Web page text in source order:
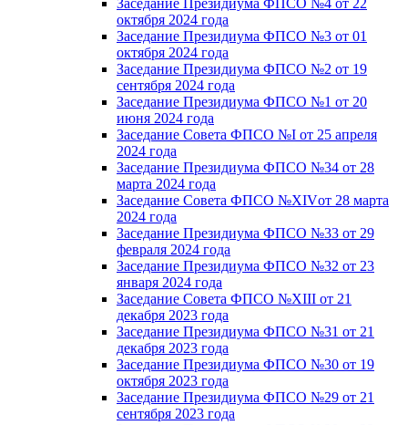
октября 2024 года
Заседание Президиума ФПСО №3 от 01
октября 2024 года
Заседание Президиума ФПСО №2 от 19
сентября 2024 года
Заседание Президиума ФПСО №1 от 20
июня 2024 года
Заседание Совета ФПСО №I от 25 апреля
2024 года
Заседание Президиума ФПСО №34 от 28
марта 2024 года
Заседание Совета ФПСО №XIVот 28 марта
2024 года
Заседание Президиума ФПСО №33 от 29
февраля 2024 года
Заседание Президиума ФПСО №32 от 23
января 2024 года
Заседание Совета ФПСО №XIII от 21
декабря 2023 года
Заседание Президиума ФПСО №31 от 21
декабря 2023 года
Заседание Президиума ФПСО №30 от 19
октября 2023 года
Заседание Президиума ФПСО №29 от 21
сентября 2023 года